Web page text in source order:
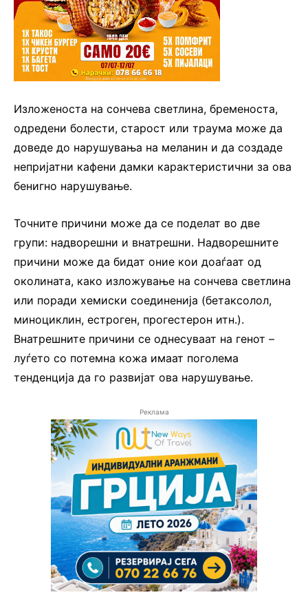
Изложеноста на сончева светлина, бременоста,
одредени болести, старост или траума може да
доведе до нарушувања на меланин и да создаде
непријатни кафени дамки карактеристични за ова
бенигно нарушување.
Точните причини може да се поделат во две
групи: надворешни и внатрешни. Надворешните
причини може да бидат оние кои доаѓаат од
околината, како изложување на сончева светлина
или поради хемиски соединенија (бетаксолол,
миноциклин, естроген, прогестерон итн.).
Внатрешните причини се однесуваат на генот –
луѓето со потемна кожа имаат поголема
тенденција да го развијат ова нарушување.
Реклама